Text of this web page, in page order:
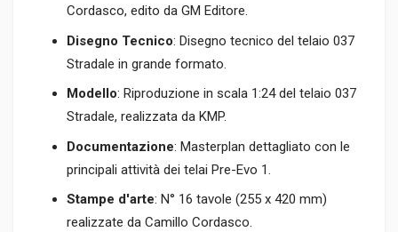
Cordasco, edito da GM Editore.
Disegno Tecnico: Disegno tecnico del telaio 037
Stradale in grande formato.
Modello: Riproduzione in scala 1:24 del telaio 037
Stradale, realizzata da KMP.
Documentazione: Masterplan dettagliato con le
principali attività dei telai Pre-Evo 1.
Stampe d'arte: N° 16 tavole (255 x 420 mm)
realizzate da Camillo Cordasco.